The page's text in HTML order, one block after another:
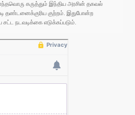
கருத்தும் இந்திய அரசின் தகவல்
தண்டனைக்குரிய குற்றம். இதுபோன்ற
சட்ட நடவடிக்கை எடுக்கப்படும்.